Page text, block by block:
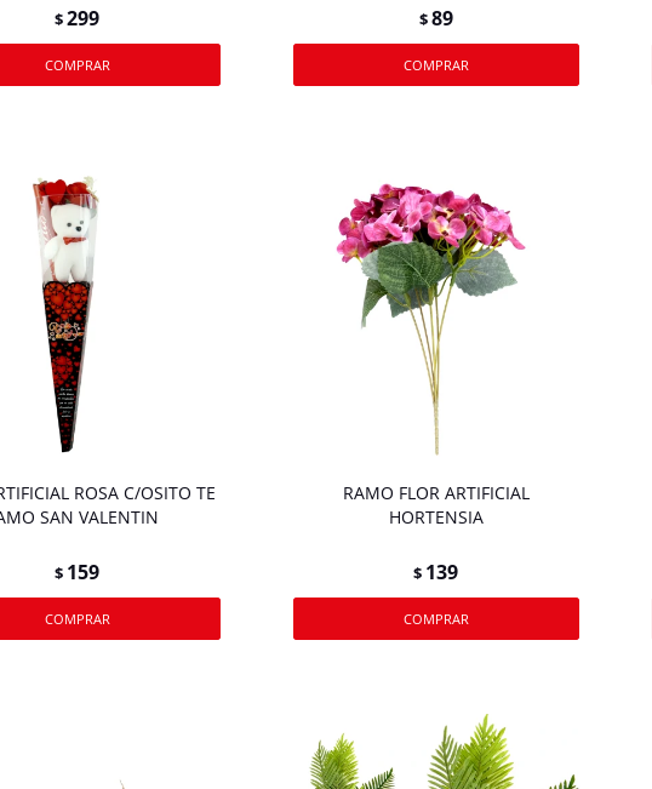
$299 $89
ROSA C/OSITO TE
SAN VALENTIN
$ 159
RAMO FLOR ARTIFICIAL
HORTENSIA
$ 139